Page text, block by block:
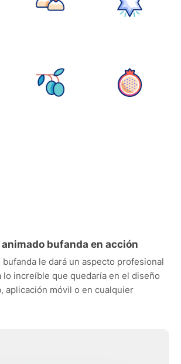
bufanda en acción
bufanda le dará un aspecto profesional
lo increíble que quedaría en el diseño
aplicación móvil o en cualquier